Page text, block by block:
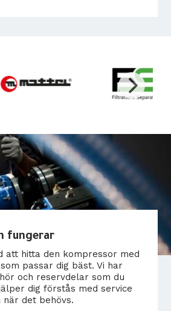
fungerar
att hitta den kompressor med
passar dig bäst. Vi har
och reservdelar som du
dig förstås med service
det behövs.